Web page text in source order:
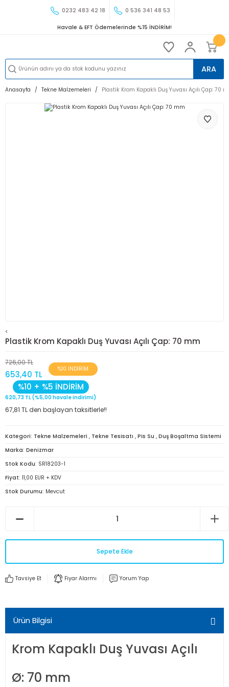
0232 483 42 18 0 536 341 48 53
Havale & EFT Ödemelerinde %15 İNDİRİM!
ARA
Anasayfa Tekne Malzemeleri Plastik Krom Kapaklı Duş Yuvası Açılı Çap: 70
<
Plastik Krom Kapaklı Duş Yuvası Açılı Çap: 70 mm
726,00 TL
653,40 TL
%10 İNDİRİM
%10 + %5 İNDİRİM
620,73 TL (%5,00 havale indirimi)
67,81 TL den başlayan taksitlerle!!
Kategori Tekne Malzemeleri , Tekne Tesisatı , Pis Su , Duş Boşaltma Sistemi
Marka Denizmar
Stok Kodu SR18203-1
Fiyat 11,00 EUR + KDV
Stok Durumu Mevcut
Sepete Ekle
Tavsiye Et Fiyar Alarmı Yorum Yap
Ürün Bilgisi
Krom Kapaklı Duş Yuvası Açılı
Ø: 70 mm